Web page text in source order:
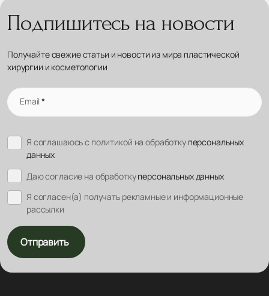
Подпишитесь на новости
Получайте свежие статьи и новости из мира пластической
хирургии и косметологии
Email*
Я соглашаюсь с политикой на обработку персональных
данных
Даю согласие на обработкуперсональных данных
Я согласен(а) получать рекламные и информационные
рассылки
Отправить